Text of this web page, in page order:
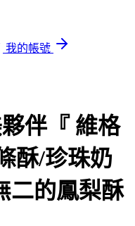
我的帳號
伴『 維格
酥/珍珠奶
二的鳳梨酥